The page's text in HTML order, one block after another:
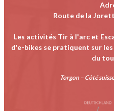
Route de la
Les activités Tir à l'arc et
d'e-bikes se pratiquent sur
du
Torgon – Côté